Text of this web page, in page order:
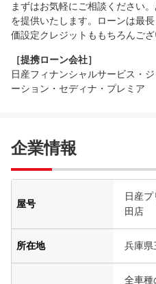
まずはお気軽にご相談ください
を提供いたします。ローンは最
価設定クレジットももちろんござ
［提携ローン会社］
日産フィナンシャルサービス・
ーション・セディナ・プレミア
企業情報
屋号
日産
田店
所在地 兵庫県
全車種